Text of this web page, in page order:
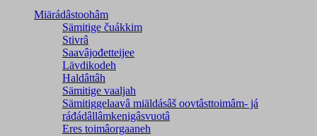
Miärádâstoohâm
Sämitige čuákkim
Stivrâ
Saavâjođetteijee
Lävdikodeh
Haldâttâh
Sämitige vaaljah
Sämitiggelaavâ miäldásâš oovtâsttoimâm- já
ráđádâllâmkenigâsvuotâ
Eres toimâorgaaneh